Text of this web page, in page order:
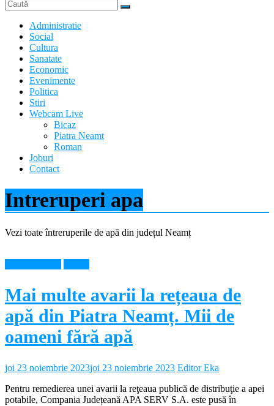
Administratie
Social
Cultura
Sanatate
Economic
Evenimente
Politica
Stiri
Webcam Live
Bicaz
Piatra Neamt
Roman
Joburi
Contact
Intreruperi apa
Vezi toate întreruperile de apă din județul Neamț
Mai multe avarii la rețeaua de
apă din Piatra Neamț. Mii de
oameni fără apă
joi 23 noiembrie 2023joi 23 noiembrie 2023 Editor Eka
Pentru remedierea unei avarii la reţeaua publică de distribuţie a apei
potabile, Compania Județeană APA SERV S.A. este pusă în